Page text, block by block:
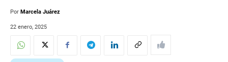
Por Marcela Juárez
22 enero, 2025